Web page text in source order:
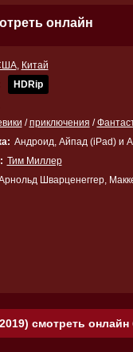
онлайн
, Китай
HDRip
/приключения /
Андроид, Айпад (iPad) и
Тим Миллер
Шварценеггер,
смотреть онлайн